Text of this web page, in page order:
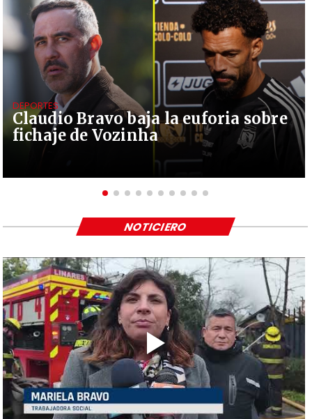
Claudio Bravo baja la euforia sobre
fichaje de Vozinha
DEPORTES
NOTICIERO